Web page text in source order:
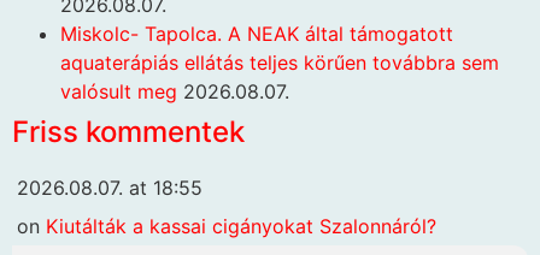
Miskolc- Tapolca. A NEAK által támogatott
aquaterápiás ellátás teljes körűen továbbra sem
valósult meg 2026.08.07.
Friss kommentek
2026.08.07. at 18:55
on Kiutálták a kassai cigányokat Szalonnáról?